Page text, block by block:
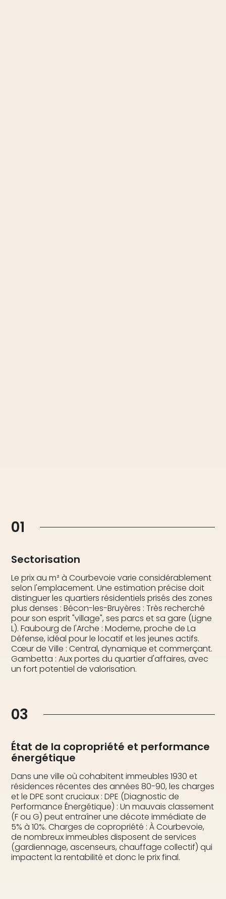
01
Sectorisation
Le prix au m² à Courbevoie varie considérablement
selon l'emplacement. Une estimation précise doit
distinguer les quartiers résidentiels prisés des zones
plus denses : Bécon-les-Bruyères : Très recherché
pour son esprit "village", ses parcs et sa gare (Ligne
L). Faubourg de l'Arche : Moderne, proche de La
Défense, idéal pour le locatif et les jeunes actifs.
Cœur de Ville : Central, dynamique et commerçant.
Gambetta : Aux portes du quartier d'affaires, avec
un fort potentiel de valorisation.
03
État de la copropriété et performance
énergétique
Dans une ville où cohabitent immeubles 1930 et
résidences récentes des années 80-90, les charges
et le DPE sont cruciaux : DPE (Diagnostic de
Performance Énergétique) : Un mauvais classement
(F ou G) peut entraîner une décote immédiate de
5% à 10%. Charges de copropriété : À Courbevoie,
de nombreux immeubles disposent de services
(gardiennage, ascenseurs, chauffage collectif) qui
impactent la rentabilité et donc le prix final.